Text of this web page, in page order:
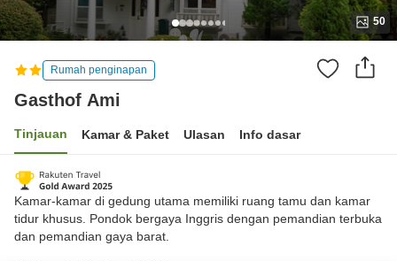
50
Rumah penginapan
Gasthof Ami
Tinjauan Kamar & Paket Ulasan Info dasar
Kamar-kamar di gedung utama memiliki ruang tamu dan kamar
tidur khusus. Pondok bergaya Inggris dengan pemandian terbuka
dan pemandian gaya barat.